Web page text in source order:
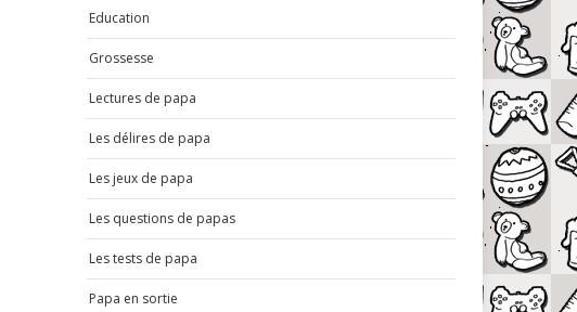
Education
Grossesse
Lectures de papa
Les délires de papa
Les jeux de papa
Les questions de papas
Les tests de papa
Papa en sortie